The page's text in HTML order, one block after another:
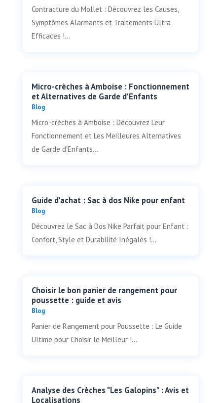
Contracture du Mollet : Découvrez les Causes,
Symptômes Alarmants et Traitements Ultra
Efficaces !...
Micro-crèches à Amboise : Fonctionnement
et Alternatives de Garde d'Enfants
Blog
Micro-crèches à Amboise : Découvrez Leur
Fonctionnement et Les Meilleures Alternatives
de Garde d'Enfants...
Guide d'achat : Sac à dos Nike pour enfant
Blog
Découvrez le Sac à Dos Nike Parfait pour Enfant :
Confort, Style et Durabilité Inégalés !...
Choisir le bon panier de rangement pour
poussette : guide et avis
Blog
Panier de Rangement pour Poussette : Le Guide
Ultime pour Choisir le Meilleur !...
Analyse des Crèches "Les Galopins" : Avis et
Localisations